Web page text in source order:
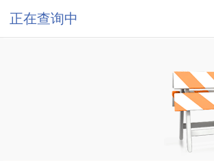
正在查询中